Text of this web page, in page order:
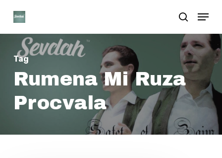
content
search
Menu
Tag
Rumena Mi Ruza
Procvala
Close
Menu